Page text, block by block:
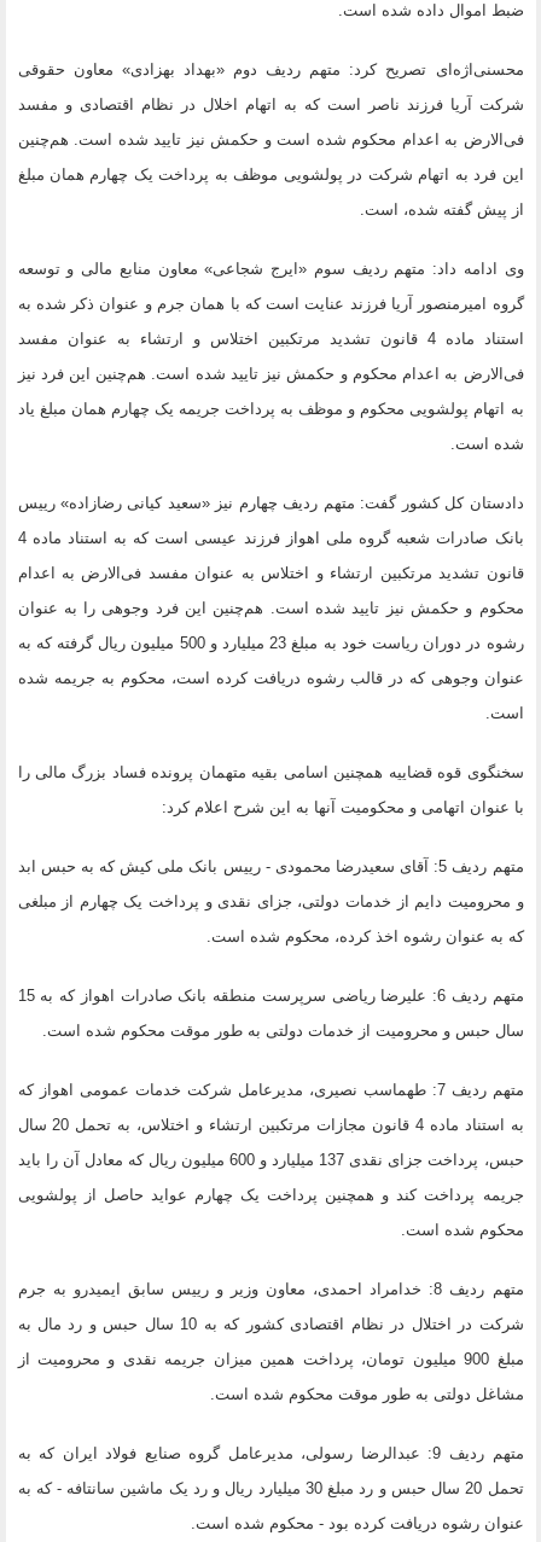
ضبط اموال داده شده است.
محسنی‌اژه‌ای تصریح کرد: متهم ردیف دوم «بهداد بهزادی» معاون حقوقی
شرکت آریا فرزند ناصر است که به اتهام اخلال در نظام اقتصادی و مفسد
فی‌الارض به اعدام محکوم شده است و حکمش نیز تایید شده است. هم‌چنین
این فرد به اتهام شرکت در پولشویی موظف به پرداخت یک چهارم همان مبلغ
از پیش گفته شده، است.
وی ادامه داد: متهم ردیف سوم «ایرج شجاعی» معاون منابع مالی و توسعه
گروه امیرمنصور آریا فرزند عنایت است که با همان جرم و عنوان ذکر شده به
استناد ماده 4 قانون تشدید مرتکبین اختلاس و ارتشاء به عنوان مفسد
فی‌الارض به اعدام محکوم و حکمش نیز تایید شده است. هم‌چنین این فرد نیز
به اتهام پولشویی محکوم و موظف به پرداخت جریمه یک چهارم همان مبلغ یاد
شده است.
دادستان کل کشور گفت: متهم ردیف چهارم نیز «سعید کیانی رضازاده» رییس
بانک صادرات شعبه گروه ملی اهواز فرزند عیسی است که به استناد ماده 4
قانون تشدید مرتکبین ارتشاء و اختلاس به عنوان مفسد فی‌الارض به اعدام
محکوم و حکمش نیز تایید شده است. هم‌چنین این فرد وجوهی را به عنوان
رشوه در دوران ریاست خود به مبلغ 23 میلیارد و 500 میلیون ریال گرفته که به
عنوان وجوهی که در قالب رشوه دریافت کرده است، محکوم به جریمه شده
است.
سخنگوی قوه قضاییه همچنین اسامی بقیه متهمان پرونده فساد بزرگ مالی را
با عنوان اتهامی و محکومیت آنها به این شرح اعلام کرد:
متهم ردیف 5: آقای سعیدرضا محمودی - رییس بانک ملی کیش که به حبس ابد
و محرومیت دایم از خدمات دولتی، جزای نقدی و پرداخت یک چهارم از مبلغی
که به عنوان رشوه اخذ کرده، محکوم شده است.
متهم ردیف 6: علیرضا ریاضی سرپرست منطقه بانک صادرات اهواز که به 15
سال حبس و محرومیت از خدمات دولتی به طور موقت محکوم شده است.
متهم ردیف 7: طهماسب نصیری، مدیرعامل شرکت خدمات عمومی اهواز که
به استناد ماده 4 قانون مجازات مرتکبین ارتشاء و اختلاس، به تحمل 20 سال
حبس، پرداخت جزای نقدی 137 میلیارد و 600 میلیون ریال که معادل آن را باید
جریمه پرداخت کند و همچنین پرداخت یک چهارم عواید حاصل از پولشویی
محکوم شده است.
متهم ردیف 8: خدامراد احمدی، معاون وزیر و رییس سابق ایمیدرو به جرم
شرکت در اختلال در نظام اقتصادی کشور که به 10 سال حبس و رد مال به
مبلغ 900 میلیون تومان، پرداخت همین میزان جریمه نقدی و محرومیت از
مشاغل دولتی به طور موقت محکوم شده است.
متهم ردیف 9: عبدالرضا رسولی، مدیرعامل گروه صنایع فولاد ایران که به
تحمل 20 سال حبس و رد مبلغ 30 میلیارد ریال و رد یک ماشین سانتافه - که به
عنوان رشوه دریافت کرده بود - محکوم شده است.